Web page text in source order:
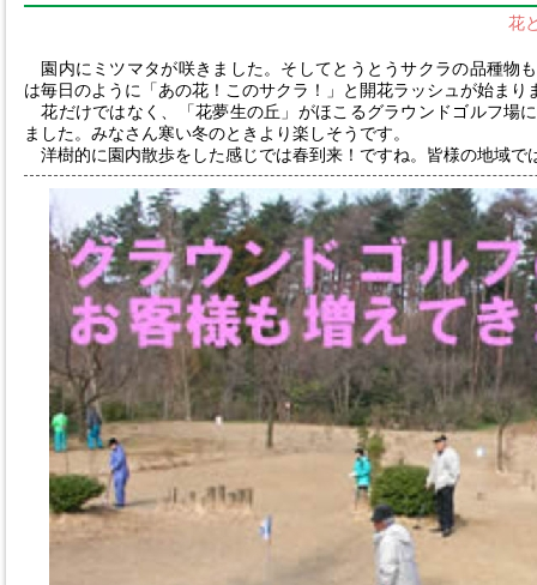
花
園内にミツマタが咲きました。そしてとうとうサクラの品種物
は毎日のように「あの花！このサクラ！」と開花ラッシュが始まり
花だけではなく、「花夢生の丘」がほこるグラウンドゴルフ場
ました。みなさん寒い冬のときより楽しそうです。
洋樹的に園内散歩をした感じでは春到来！ですね。皆様の地域で